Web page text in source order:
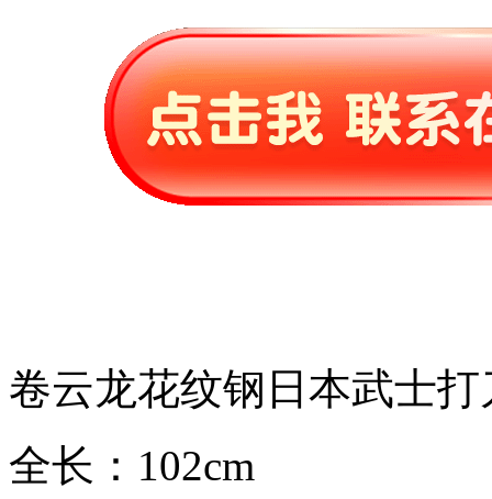
卷云龙花纹钢日本武士打
全长：102cm